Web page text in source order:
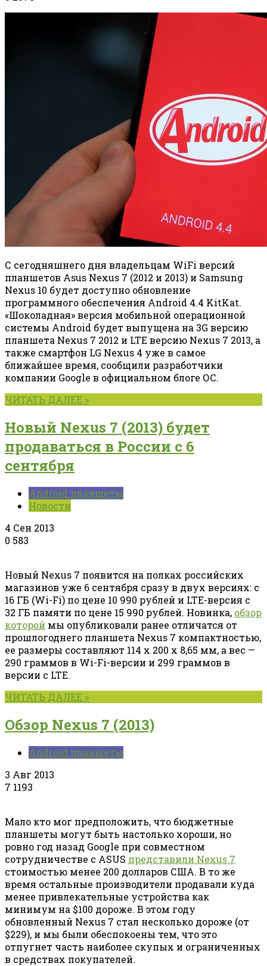
С сегодняшнего дня владельцам WiFi версий
планшетов Asus Nexus 7 (2012 и 2013) и Samsung
Nexus 10 будет доступно обновление
программного обеспечения Android 4.4 KitKat.
«Шоколадная» версия мобильной операционной
системы Android будет выпущена на 3G версию
планшета Nexus 7 2012 и LTE версию Nexus 7 2013, а
также смартфон LG Nexus 4 уже в самое
ближайшее время, сообщили разработчики
компании Google в официальном блоге ОС.
ЧИТАТЬ ДАЛЕЕ >
Новый Nexus 7 (2013) будет
продаваться в России с 6
сентября
Android планшеты
Новости
4 Сен 2013
0 583
Новый Nexus 7 появится на полках российских
магазинов уже 6 сентября сразу в двух версиях: с
16 ГБ (Wi-Fi) по цене 10 990 рублей и LTE-версия с
32 ГБ памяти по цене 15 990 рублей. Новинка, обзор
которой мы опубликовали ранее отличатся от
прошлогоднего планшета Nexus 7 компактностью,
ее размеры составляют 114 x 200 x 8,65 мм, а вес —
290 граммов в Wi-Fi-версии и 299 граммов в
версии с LTE.
ЧИТАТЬ ДАЛЕЕ >
Обзор Nexus 7 (2013)
Android планшеты
3 Авг 2013
7 1193
Мало кто мог предположить, что бюджетные
планшеты могут быть настолько хороши, но
ровно год назад Google при совместном
сотрудничестве с ASUS представили Nexus 7
стоимостью менее 200 долларов США. В то же
время остальные производители продавали куда
менее привлекательные устройства как
минимум на $100 дороже. В этом году
обновленный Nexus 7 стал несколько дороже (от
$229), и мы были обеспокоены тем, что это
отпугнет часть наиболее скупых и ограниченных
в средствах покупателей.